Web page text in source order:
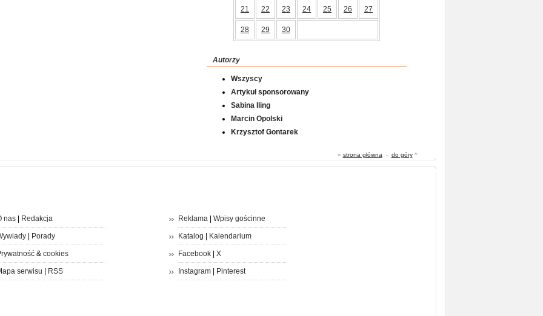
21 22 23 24 25 26 27
28 29 30
Autorzy
Wszyscy
Artykuł sponsorowany
Sabina Iling
Marcin Opolski
Krzysztof Gontarek
« strona główna - do góry^
nas| Redakcja
| Porady
& cookies
serwisu RSS
Reklama| Wpisy gościnne
Katalog Kalendarium
Facebook| X
Instagram| Pinterest